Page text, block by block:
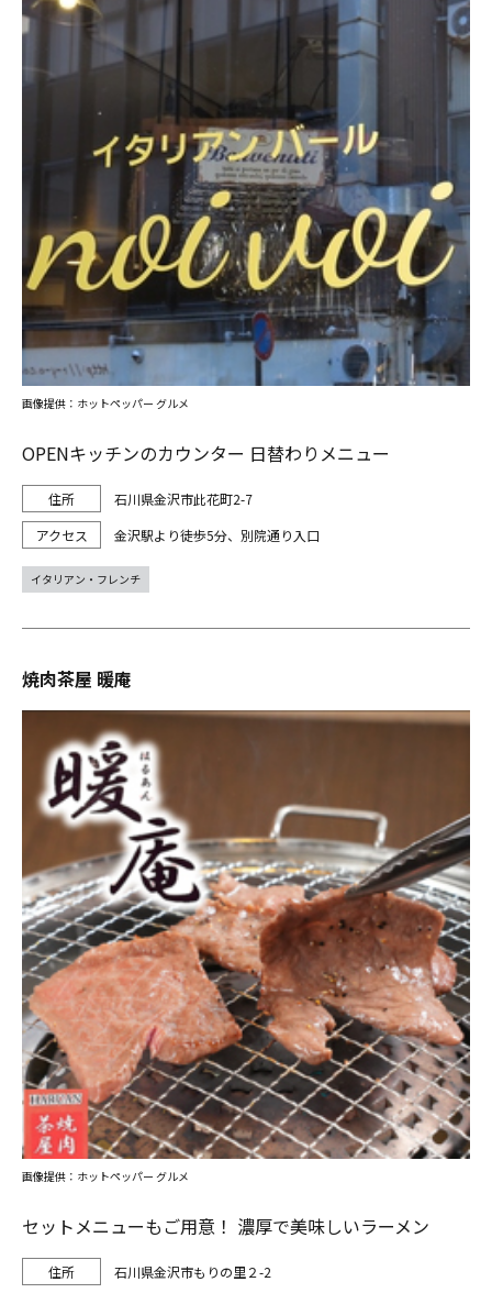
OPENキッチンのカウンター 日替わりメニュー
石川県金沢市此花町2-7
金沢駅より徒歩5分、別院通り入口
画像提供：ホットペッパー グルメ
イタリアン・フレンチ
焼肉茶屋 暖庵
セットメニューもご用意！ 濃厚で美味しいラーメン
石川県金沢市もりの里２-2
画像提供：ホットペッパー グルメ